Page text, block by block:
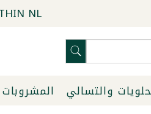
NL
والتسالي المشروبات